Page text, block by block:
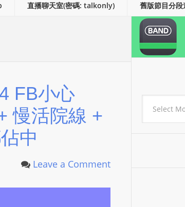
Y
P
L
A
Y
E
a
直播聊天室(密碼: talkonly) 舊版節目分段
FB小心
慢活院線 +
中
Leave a Comment